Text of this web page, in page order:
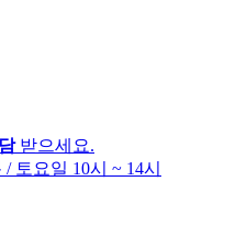
받으세요.
/ 토요일 10시 ~ 14시